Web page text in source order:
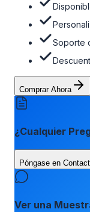
Soporte
Comprar Ahora
¿Cualquier
Póngase en
Ver una